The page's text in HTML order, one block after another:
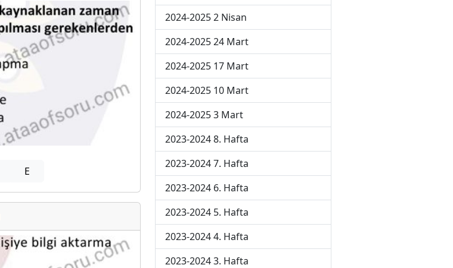
E
2024-2025 2 Nisan
2024-2025 24 Mart
2024-2025 17 Mart
2024-2025 10 Mart
2024-2025 3 Mart
2023-2024 8. Hafta
2023-2024 7. Hafta
2023-2024 6. Hafta
2023-2024 5. Hafta
2023-2024 4. Hafta
2023-2024 3. Hafta